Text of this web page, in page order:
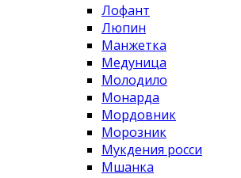
Лофант
Люпин
Манжетка
Медуница
Молодило
Монарда
Мордовник
Морозник
Мукдения росси
Мшанка